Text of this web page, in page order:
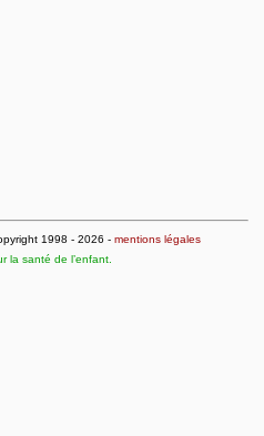
1998 - 2026 - mentions légales
la santé de l’enfant.